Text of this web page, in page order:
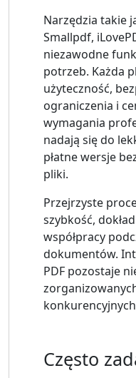
Narzędzia takie
Smallpdf,
niezawodne
potrzeb. Każda
użyteczność,
ograniczenia i
wymagania
nadają się do
płatne wersje
pliki.
Przejrzyste
szybkość,
współpracy
dokumentów.
PDF pozostaje
Często